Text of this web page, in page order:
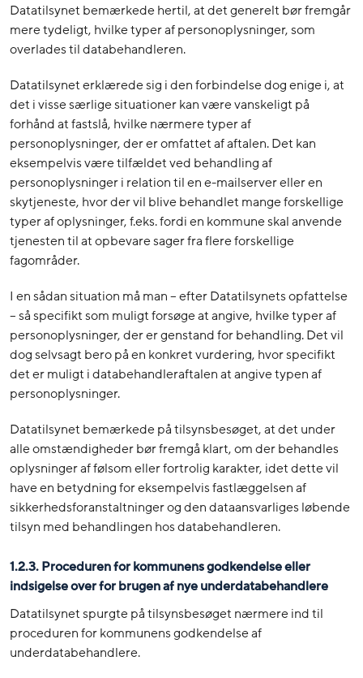
Datatilsynet bemærkede hertil, at det generelt bør fremgår
mere tydeligt, hvilke typer af personoplysninger, som
overlades til databehandleren.
Datatilsynet erklærede sig i den forbindelse dog enige i, at
det i visse særlige situationer kan være vanskeligt på
forhånd at fastslå, hvilke nærmere typer af
personoplysninger, der er omfattet af aftalen. Det kan
eksempelvis være tilfældet ved behandling af
personoplysninger i relation til en e-mailserver eller en
skytjeneste, hvor der vil blive behandlet mange forskellige
typer af oplysninger, f.eks. fordi en kommune skal anvende
tjenesten til at opbevare sager fra flere forskellige
fagområder.
I en sådan situation må man – efter Datatilsynets opfattelse
– så specifikt som muligt forsøge at angive, hvilke typer af
personoplysninger, der er genstand for behandling. Det vil
dog selvsagt bero på en konkret vurdering, hvor specifikt
det er muligt i databehandleraftalen at angive typen af
personoplysninger.
Datatilsynet bemærkede på tilsynsbesøget, at det under
alle omstændigheder bør fremgå klart, om der behandles
oplysninger af følsom eller fortrolig karakter, idet dette vil
have en betydning for eksempelvis fastlæggelsen af
sikkerhedsforanstaltninger og den dataansvarliges løbende
tilsyn med behandlingen hos databehandleren.
1.2.3. Proceduren for kommunens godkendelse eller
indsigelse over for brugen af nye underdatabehandlere
Datatilsynet spurgte på tilsynsbesøget nærmere ind til
proceduren for kommunens godkendelse af
underdatabehandlere.